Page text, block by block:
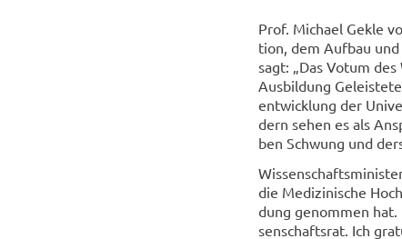
Prof. Mi­cha­el Gekle
ti­on, dem Auf­bau
sagt: „Das Votum
Aus­bil­dung
ent­wick­lung der
dern sehen es als
ben Schwung und
die Me­di­zi­ni­sche
dung ge­nom­men
sen­schafts­rat. Ich